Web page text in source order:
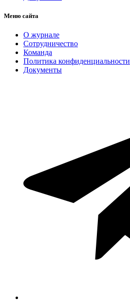
Меню сайта
О журнале
Сотрудничество
Команда
Политика конфиденциальности
Документы